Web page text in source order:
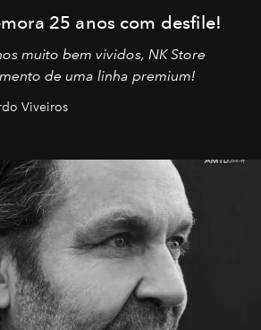
25 anos com desfile!
muito bem vividos, NK Store
de uma linha premium!
Viveiros